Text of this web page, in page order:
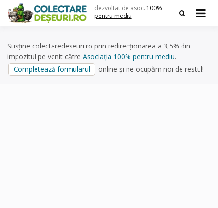
content
dezvoltat de asoc. 100%
pentru mediu
Susține colectaredeseuri.ro prin redirecționarea a 3,5% din
impozitul pe venit către Asociația 100% pentru mediu.
Completează formularul
online și ne ocupăm noi de restul!